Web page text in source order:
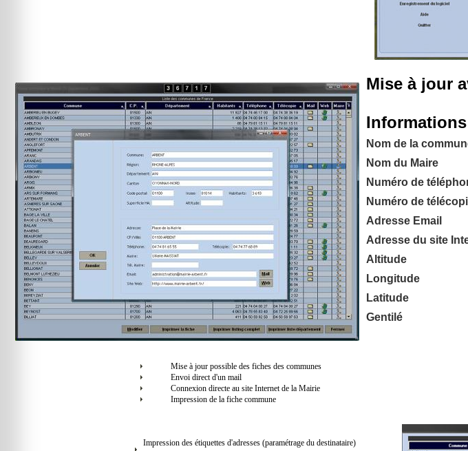
Mise à jour
Nom de la
Nom du
Numéro de
Numéro de
Adresse
Adresse du site
Mise à jour possible des fiches des communes
Envoi direct d'un mail
Connexion directe au site Internet de la Mairie
Impression de la fiche commune
Impression des étiquettes d'adresses (paramétrage du destinataire)